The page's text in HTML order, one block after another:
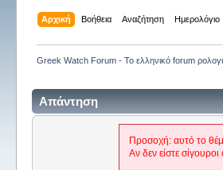
Αρχική Βοήθεια Αναζήτηση Ημερολόγιο
Greek Watch Forum - Το ελληνικό forum
Απάντηση
Προσοχή: αυτό το
Αν δεν είστε